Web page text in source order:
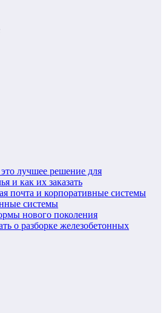
лучшее решение для
и как их заказать
почта и корпоративные системы
системы
нового поколения
о разборке железобетонных